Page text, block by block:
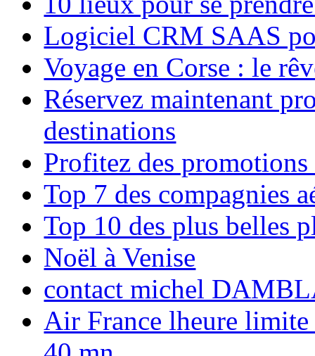
Logiciel CRM SAAS
Voyage en Corse : le
Réservez maintenant
destinations
Profitez des
Top 7 des compagnies
Top 10 des plus belles
Noël à Venise
contact michel
Air France lheure limite